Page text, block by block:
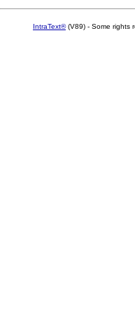
IntraText®(V89) - Some rights